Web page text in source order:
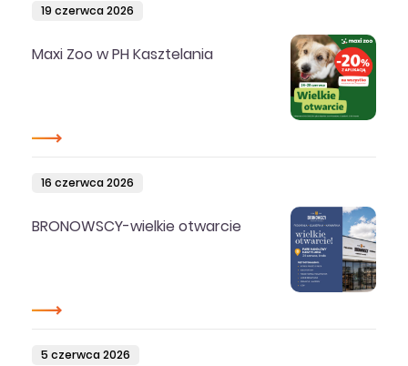
19 czerwca 2026
Maxi Zoo w PH Kasztelania
16 czerwca 2026
BRONOWSCY-wielkie otwarcie
5 czerwca 2026